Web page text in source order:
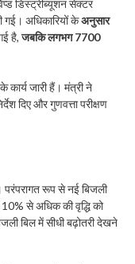
डिस्ट्रीब्यूशन सेक्टर
गई। अधिकारियों केअनुसार
है,जबकि लगभग 7700
जारी हैं। मंत्री ने
दिए और गुणवत्ता परीक्षण
रूप से नई बिजली
10% से अधिक की वृद्धि को
बिल में सीधी बढ़ोतरी देखने